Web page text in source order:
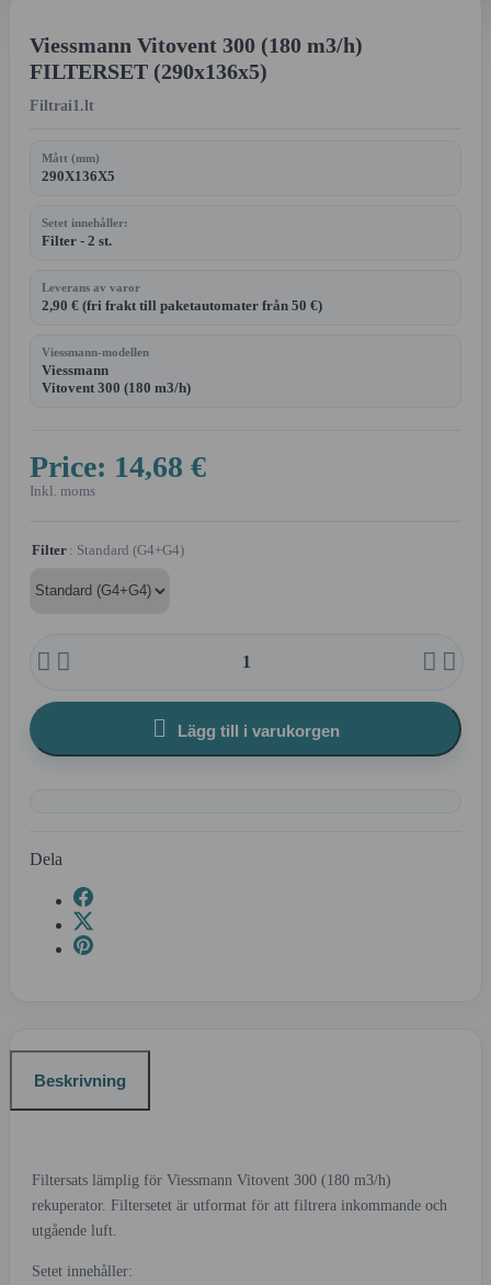
Viessmann Vitovent 300 (180 m3/h)
FILTERSET (290x136x5)
Filtrai1.lt
Mått (mm)
290X136X5
Setet innehåller:
Filter - 2 st.
Leverans av varor
2,90 € (fri frakt till paketautomater från 50 €)
Viessmann-modellen
Viessmann
Vitovent 300 (180 m3/h)
Price: 14,68 €
Inkl. moms
Filter : Standard (G4+G4)
   
 Lägg till i varukorgen
Dela
Beskrivning
Filtersats lämplig för Viessmann Vitovent 300 (180 m3/h)
rekuperator. Filtersetet är utformat för att filtrera inkommande och
utgående luft.
Setet innehåller: